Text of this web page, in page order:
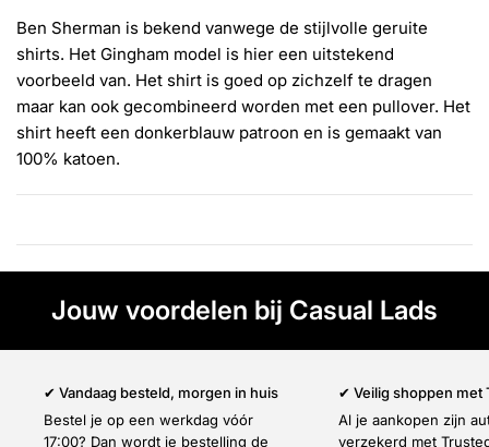
Ben Sherman is bekend vanwege de stijlvolle geruite
shirts. Het Gingham model is hier een uitstekend
voorbeeld van. Het shirt is goed op zichzelf te dragen
maar kan ook gecombineerd worden met een pullover. Het
shirt heeft een donkerblauw patroon en is gemaakt van
100% katoen.
Jouw voordelen bij Casual Lads
✔ Vandaag besteld, morgen in huis
Bestel je op een werkdag vóór
17:00? Dan wordt je bestelling de
✔ Veilig shoppen met
Al je aankopen zijn
verzekerd met